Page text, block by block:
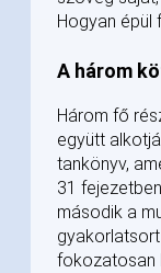
Hogyan épül
A három
Három fő
együtt
tankönyv,
31
második a
fokozatosan